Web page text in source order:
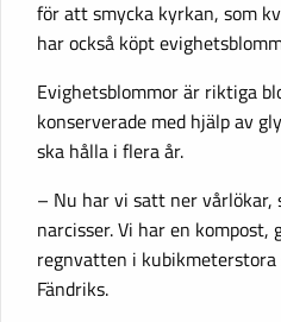
för att smycka kyrkan, som
har också köpt
Evighetsblommor är riktiga
konserverade med hjälp av
ska hålla i flera år.
– Nu har vi satt ner vårlökar,
narcisser. Vi har en kompost,
regnvatten i
Fändriks.